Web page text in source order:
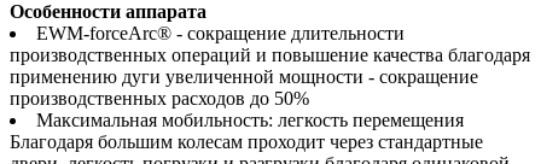
Особенности аппарата
EWM-forceArc® - сокращение длительности
производственных операций и повышение качества благодаря
применению дуги увеличенной мощности - сокращение
производственных расходов до 50%
Максимальная мобильность: легкость перемещения
Благодаря большим колесам проходит через стандартные